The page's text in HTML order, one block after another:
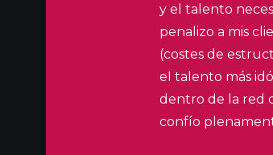
y el talento
penalizo a mis
(costes de
el talento más
dentro de la red
confío